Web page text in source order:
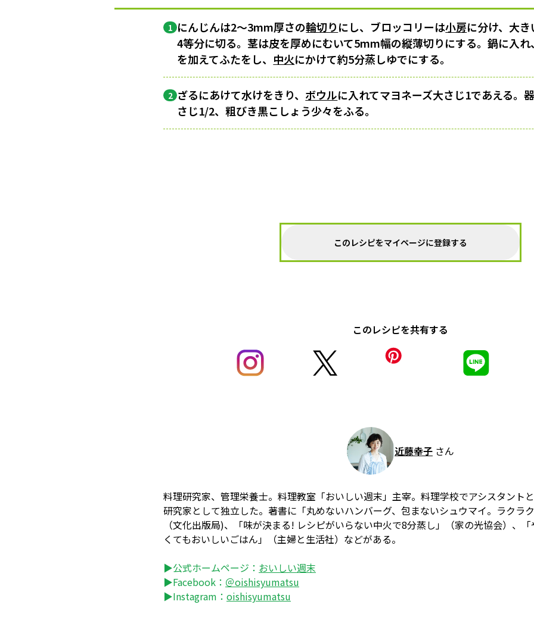
1 にんじんは2〜3mm厚さの輪切りにし、ブロッコリーは小房に分け、大
4等分に切る。茎は皮を厚めにむいて5mm幅の縦薄切りにする。鍋に入
を加えてふたをし、 中火にかけて約5分蒸しゆでにする。
2 ざるにあけて水けをきり、 ボウルに入れてマヨネーズ大さじ1であえる。
さじ1/2、粗びき黒こしょう少々をふる。
このレシピをマイページに登録する
このレシピを共有する
近藤幸子 さん
料理研究家、管理栄養士。料理教室「おいしい週末」主宰。料理学校でアシスタント
研究家として独立した。著書に「丸めないハンバーグ、包まないシュウマイ。ラクラ
（文化出版局)、「味が決まる! レシピがいらない中火で8分蒸し」（家の光協会）、
くてもおいしいごはん」（主婦と生活社）などがある。
▶公式ホームページ： おいしい週末
▶Facebook： ＠oishisyumatsu
▶Instagram： oishisyumatsu